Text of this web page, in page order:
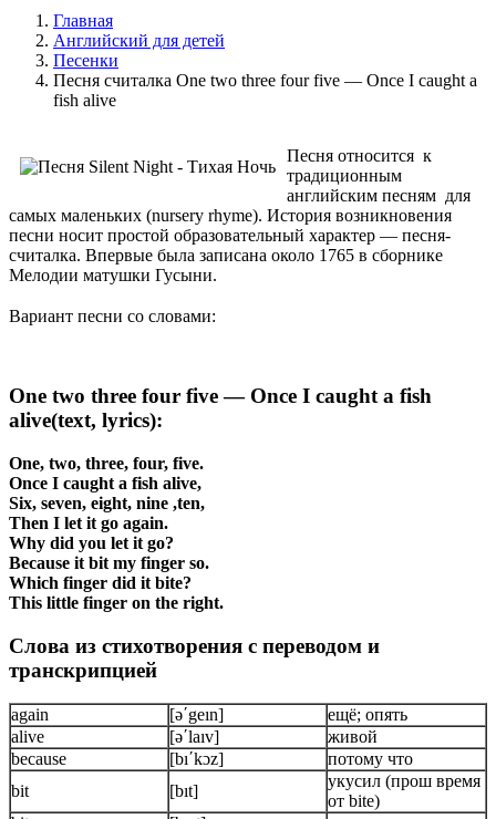
Главная
Английский для детей
Песенки
Песня считалка One two three four five — Once I caught a
fish alive
Песня относится к
традиционным
английским песням для
самых маленьких (nursery rhyme). История возникновения
песни носит простой образовательный характер — песня-
считалка. Впервые была записана около 1765 в сборнике
Мелодии матушки Гусыни.
Вариант песни со словами:
One two three four five — Once I caught a fish
alive(text, lyrics):
One, two, three, four, five.
Once I caught a fish alive,
Six, seven, eight, nine ,ten,
Then I let it go again.
Why did you let it go?
Because it bit my finger so.
Which finger did it bite?
This little finger on the right.
Слова из стихотворения с переводом и
транскрипцией
again [ǝʹgeın]
ещё; опять
alive
[ǝʹlaıv]
живой
because
[bıʹkɔz]
потому что
bit
[bıt]
укусил (прош время
от bite)